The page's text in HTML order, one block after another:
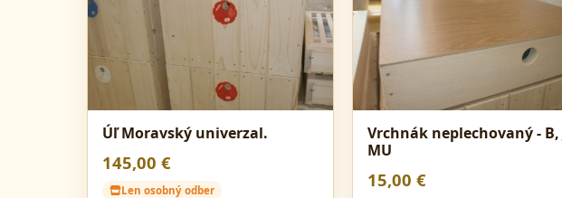
Úľ Moravský univerzal.
145,00 €
Len osobný odber
Vrchnák neplechovaný - B,
MU
15,00 €